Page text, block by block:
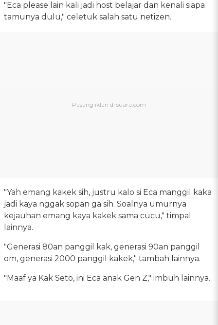
"Eca please lain kali jadi host belajar dan kenali siapa
tamunya dulu," celetuk salah satu netizen.
"Yah emang kakek sih, justru kalo si Eca manggil kaka
jadi kaya nggak sopan ga sih. Soalnya umurnya
kejauhan emang kaya kakek sama cucu," timpal
lainnya.
"Generasi 80an panggil kak, generasi 90an panggil
om, generasi 2000 panggil kakek," tambah lainnya.
"Maaf ya Kak Seto, ini Eca anak Gen Z," imbuh lainnya.